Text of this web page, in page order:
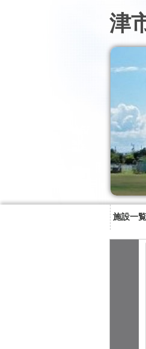
津
施設一